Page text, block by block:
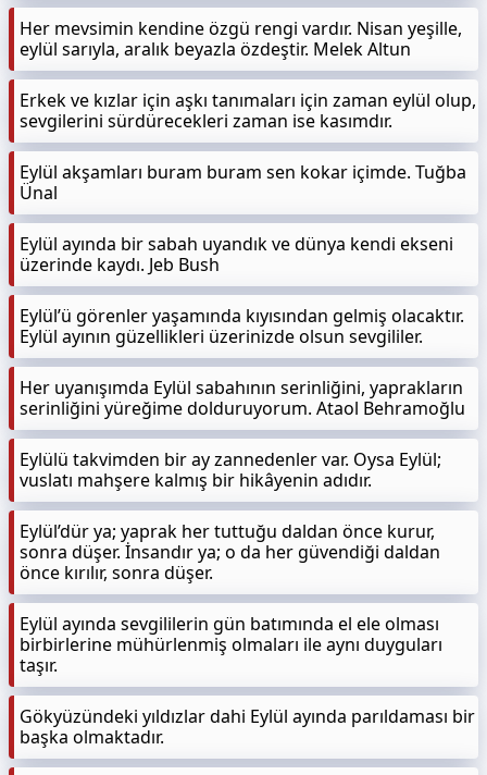
Her mevsimin kendine özgü rengi vardır. Nisan yeşille,
eylül sarıyla, aralık beyazla özdeştir. Melek Altun
Erkek ve kızlar için aşkı tanımaları için zaman eylül olup,
sevgilerini sürdürecekleri zaman ise kasımdır.
Eylül akşamları buram buram sen kokar içimde. Tuğba
Ünal
Eylül ayında bir sabah uyandık ve dünya kendi ekseni
üzerinde kaydı. Jeb Bush
Eylül’ü görenler yaşamında kıyısından gelmiş olacaktır.
Eylül ayının güzellikleri üzerinizde olsun sevgililer.
Her uyanışımda Eylül sabahının serinliğini, yaprakların
serinliğini yüreğime dolduruyorum. Ataol Behramoğlu
Eylülü takvimden bir ay zannedenler var. Oysa Eylül;
vuslatı mahşere kalmış bir hikâyenin adıdır.
Eylül’dür ya; yaprak her tuttuğu daldan önce kurur,
sonra düşer. İnsandır ya; o da her güvendiği daldan
önce kırılır, sonra düşer.
Eylül ayında sevgililerin gün batımında el ele olması
birbirlerine mühürlenmiş olmaları ile aynı duyguları
taşır.
Gökyüzündeki yıldızlar dahi Eylül ayında parıldaması bir
başka olmaktadır.